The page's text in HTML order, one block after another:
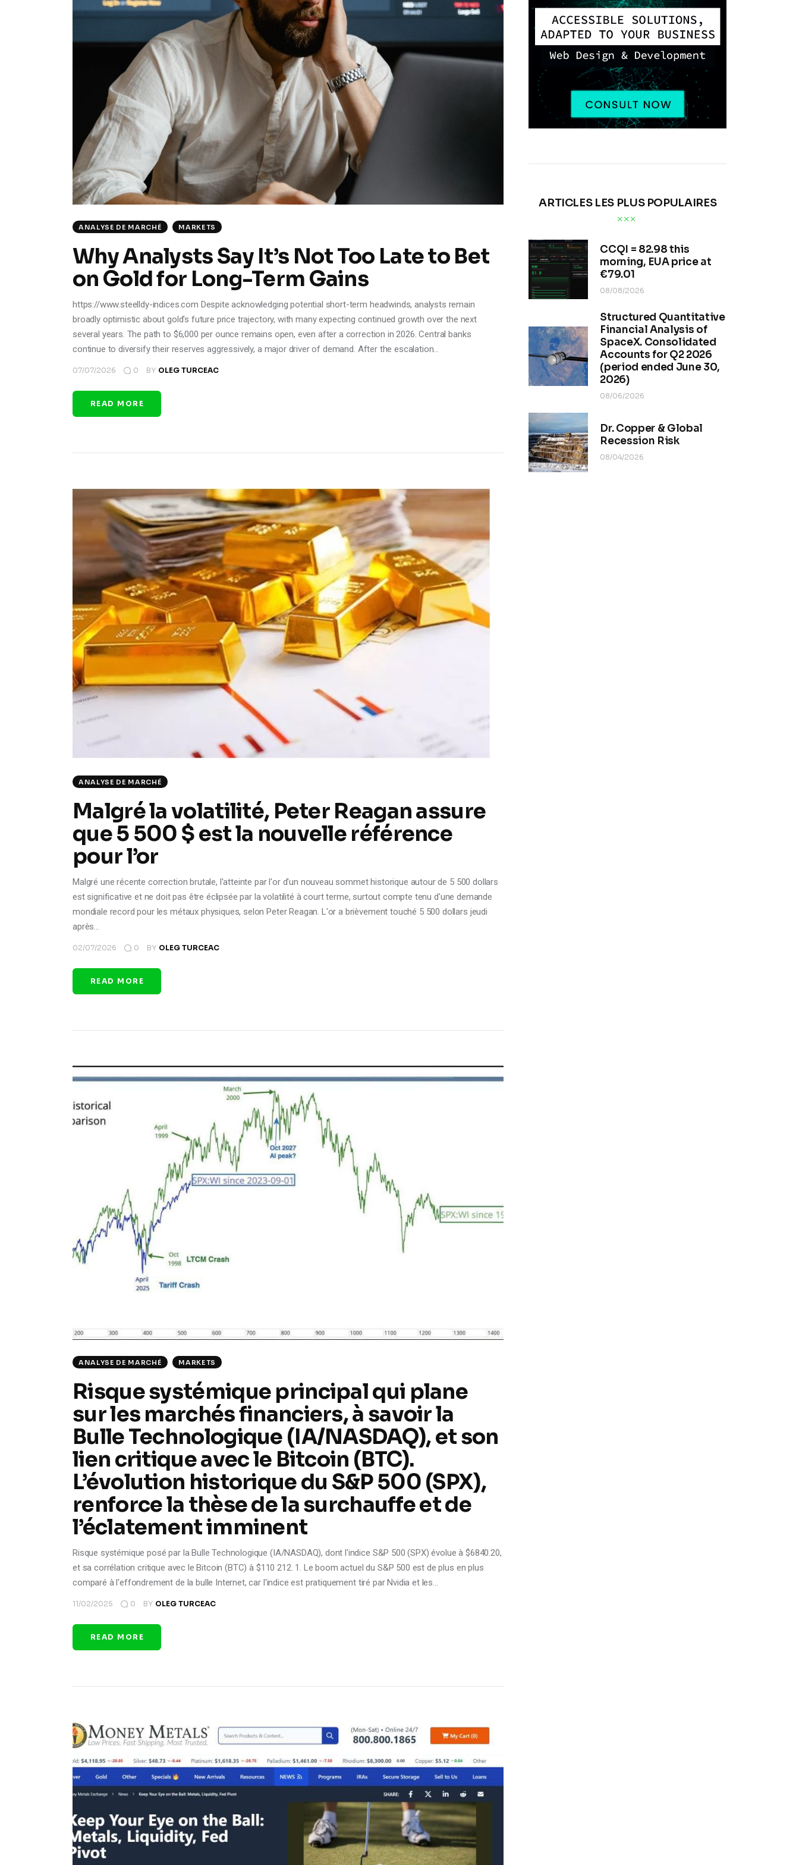
ANALYSE DE MARCHÉ MARKETS
Why Analysts Say It’s Not Too Late to Bet
on Gold for Long-Term Gains
https://www.steelldy-indices.com Despite acknowledging potential short-term headwinds, analysts remain
broadly optimistic about gold's future price trajectory, with many expecting continued growth over the next
several years. The path to $6,000 per ounce remains open, even after a correction in 2026. Central banks
continue to diversify their reserves aggressively, a major driver of demand. After the escalation…
07/07/2026 0 BY OLEG TURCEAC
READ MORE
ANALYSE DE MARCHÉ
Malgré la volatilité, Peter Reagan assure
que 5 500 $ est la nouvelle référence
pour l’or
Malgré une récente correction brutale, l'atteinte par l'or d'un nouveau sommet historique autour de 5 500 dollars
est significative et ne doit pas être éclipsée par la volatilité à court terme, surtout compte tenu d'une demande
mondiale record pour les métaux physiques, selon Peter Reagan. L'or a brièvement touché 5 500 dollars jeudi
après…
02/07/2026 0 BY OLEG TURCEAC
READ MORE
ANALYSE DE MARCHÉ MARKETS
Risque systémique principal qui plane
sur les marchés financiers, à savoir la
Bulle Technologique (IA/NASDAQ), et son
lien critique avec le Bitcoin (BTC).
L’évolution historique du S&P 500 (SPX),
renforce la thèse de la surchauffe et de
l’éclatement imminent
Risque systémique posé par la Bulle Technologique (IA/NASDAQ), dont l'indice S&P 500 (SPX) évolue à $6840.20,
et sa corrélation critique avec le Bitcoin (BTC) à $110 212. 1. Le boom actuel du S&P 500 est de plus en plus
comparé à l'effondrement de la bulle Internet, car l'indice est pratiquement tiré par Nvidia et les…
11/02/2025 0 BY OLEG TURCEAC
READ MORE
ARTICLES LES PLUS POPULAIRES
CCQI = 82.98 this
morning, EUA price at
€79.01
08/08/2026
Structured Quantitative
Financial Analysis of
SpaceX. Consolidated
Accounts for Q2 2026
(period ended June 30,
2026)
08/06/2026
Dr. Copper & Global
Recession Risk
08/04/2026